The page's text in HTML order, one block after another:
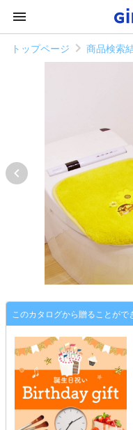
トップページ 商品検索
このカタログから贈ることがで